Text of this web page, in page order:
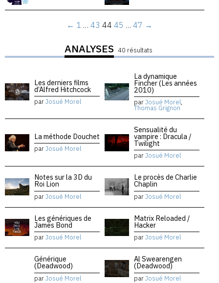
← 1 … 43 44 45 … 47 →
ANALYSES 40 résultats
Les derniers films
d’Alfred Hitchcock
parJosué Morel
La dynamique
Fincher (Les années
2010)
parJosué Morel,
Thomas Grignon
La méthode Douchet
parJosué Morel
Sensualité du
vampire : Dracula /
Twilight
parJosué Morel
Notes sur la 3D du
Roi Lion
parJosué Morel
Le procès de Charlie
Chaplin
parJosué Morel
Les génériques de
James Bond
parJosué Morel
Matrix Reloaded /
Hacker
parJosué Morel
Générique
(Deadwood)
parJosué Morel
Al Swearengen
(Deadwood)
parJosué Morel